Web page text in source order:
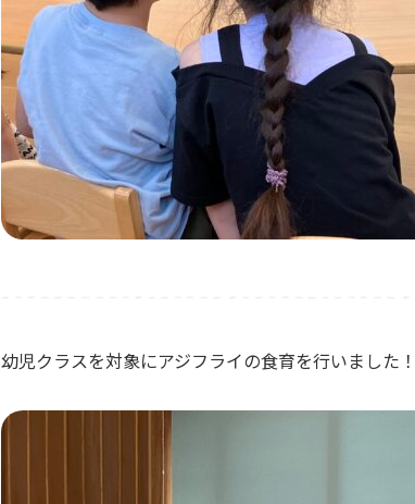
幼児クラスを対象にアジフライの食育を行いました！